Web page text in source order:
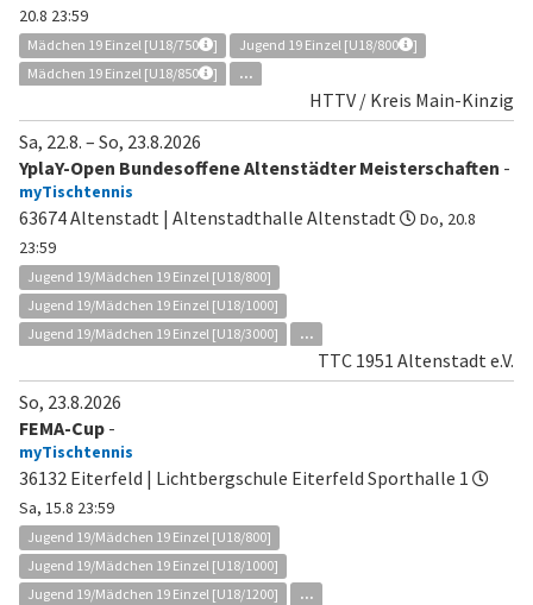
20.8 23:59
Mädchen 19 Einzel [U18/750 ] Jugend 19 Einzel [U18/800
]
Mädchen 19 Einzel [U18/850
] ...
HTTV / Kreis Main-Kinzig
Sa, 22.8. – So, 23.8.2026
YplaY-Open Bundesoffene Altenstädter Meisterschaften -
myTischtennis
63674 Altenstadt | Altenstadthalle Altenstadt
Do, 20.8
23:59
Jugend 19/Mädchen 19 Einzel [U18/800]
Jugend 19/Mädchen 19 Einzel [U18/1000]
Jugend 19/Mädchen 19 Einzel [U18/3000]
...
TTC 1951 Altenstadt e.V.
So, 23.8.2026
FEMA-Cup -
myTischtennis
36132 Eiterfeld | Lichtbergschule Eiterfeld Sporthalle 1
Sa, 15.8 23:59
Jugend 19/Mädchen 19 Einzel [U18/800]
Jugend 19/Mädchen 19 Einzel [U18/1000]
Jugend 19/Mädchen 19 Einzel [U18/1200]
...